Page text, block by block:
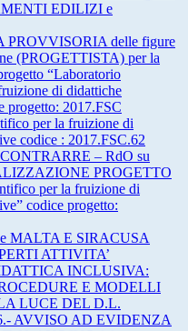
EDILIZI e
PROVVISORIA delle figure
(PROGETTISTA) per la
“Laboratorio
di didattiche
progetto: 2017.FSC
per la fruizione di
codice : 2017.FSC.62
– RdO su
PROGETTO
per la fruizione di
codice progetto:
MALTA E SIRACUSA
ATTIVITA’
INCLUSIVA:
E MODELLI
LUCE DEL D.L.
AVVISO AD EVIDENZA